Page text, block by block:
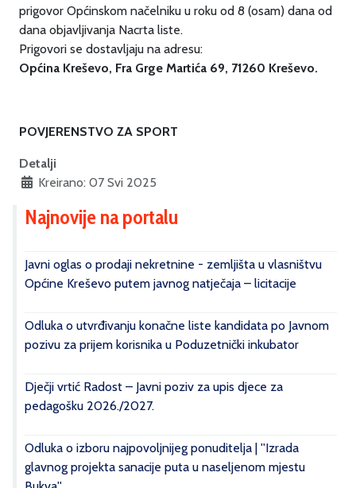
prigovor Općinskom načelniku u roku od 8 (osam) dana od
dana objavljivanja Nacrta liste.
Prigovori se dostavljaju na adresu:
Općina Kreševo, Fra Grge Martića 69, 71260 Kreševo.
POVJERENSTVO ZA SPORT
Detalji
Kreirano: 07 Svi 2025
Najnovije na portalu
Javni oglas o prodaji nekretnine - zemljišta u vlasništvu
Općine Kreševo putem javnog natječaja – licitacije
Odluka o utvrđivanju konačne liste kandidata po Javnom
pozivu za prijem korisnika u Poduzetnički inkubator
Dječji vrtić Radost – Javni poziv za upis djece za
pedagošku 2026./2027.
Odluka o izboru najpovoljnijeg ponuditelja | ''Izrada
glavnog projekta sanacije puta u naseljenom mjestu